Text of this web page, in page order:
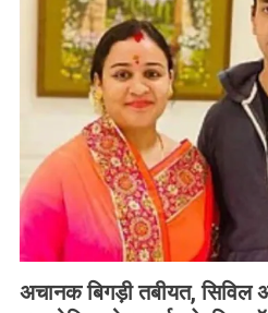
अचानक बिगड़ी तबीयत, सिविल